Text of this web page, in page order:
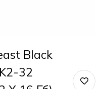
Black
32